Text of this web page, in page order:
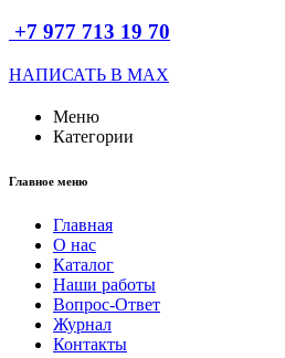
+7 977 713 19 70
НАПИСАТЬ В MAX
Меню
Категории
Главное меню
Главная
О нас
Каталог
Наши работы
Вопрос-Ответ
Журнал
Контакты